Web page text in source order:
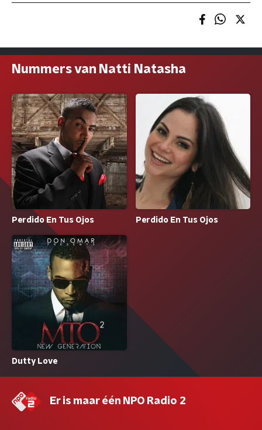
Nummers van Natti Natasha
Perdido En Tus Ojos Perdido En Tus Ojos
Dutty Love
Er is maar één NPO Radio 2